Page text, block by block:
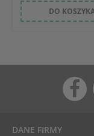
DO
DANE FIRMY